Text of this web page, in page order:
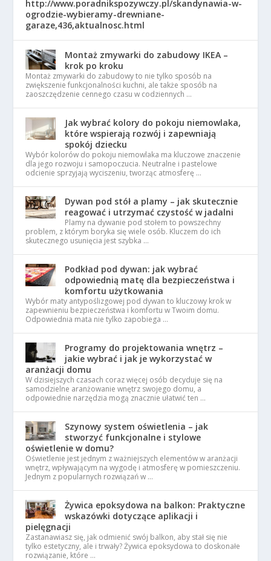
http://www.poradnikspozywczy.pl/skandynawia-w-
ogrodzie-wybieramy-drewniane-
garaze,436,aktualnosc.html
Montaż zmywarki do zabudowy IKEA –
krok po kroku
Montaż zmywarki do zabudowy to nie tylko sposób na
zwiększenie funkcjonalności kuchni, ale także sposób na
zaoszczędzenie cennego czasu w codziennych …
Jak wybrać kolory do pokoju niemowlaka,
które wspierają rozwój i zapewniają
spokój dziecku
Wybór kolorów do pokoju niemowlaka ma kluczowe znaczenie
dla jego rozwoju i samopoczucia. Neutralne i pastelowe
odcienie sprzyjają wyciszeniu, tworząc atmosferę …
Dywan pod stół a plamy – jak skutecznie
reagować i utrzymać czystość w jadalni
Plamy na dywanie pod stołem to powszechny
problem, z którym boryka się wiele osób. Kluczem do ich
skutecznego usunięcia jest szybka …
Podkład pod dywan: jak wybrać
odpowiednią matę dla bezpieczeństwa i
komfortu użytkowania
Wybór maty antypoślizgowej pod dywan to kluczowy krok w
zapewnieniu bezpieczeństwa i komfortu w Twoim domu.
Odpowiednia mata nie tylko zapobiega …
Programy do projektowania wnętrz –
jakie wybrać i jak je wykorzystać w
aranżacji domu
W dzisiejszych czasach coraz więcej osób decyduje się na
samodzielne aranżowanie wnętrz swojego domu, a
odpowiednie narzędzia mogą znacznie ułatwić ten …
Szynowy system oświetlenia – jak
stworzyć funkcjonalne i stylowe
oświetlenie w domu?
Oświetlenie jest jednym z ważniejszych elementów w aranżacji
wnętrz, wpływającym na wygodę i atmosferę w pomieszczeniu.
Jednym z popularnych rozwiązań w …
Żywica epoksydowa na balkon: Praktyczne
wskazówki dotyczące aplikacji i
pielęgnacji
Zastanawiasz się, jak odmienić swój balkon, aby stał się nie
tylko estetyczny, ale i trwały? Żywica epoksydowa to doskonałe
rozwiązanie, które …